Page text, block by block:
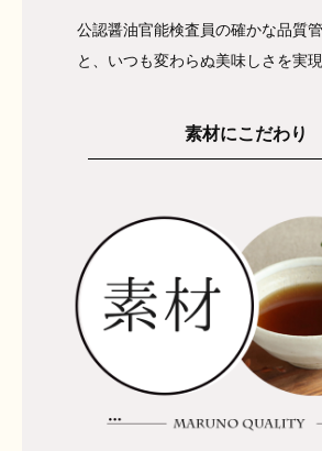
公認醤油官能検査員の確かな品質
と、いつも変わらぬ美味しさを実
素材にこだわり